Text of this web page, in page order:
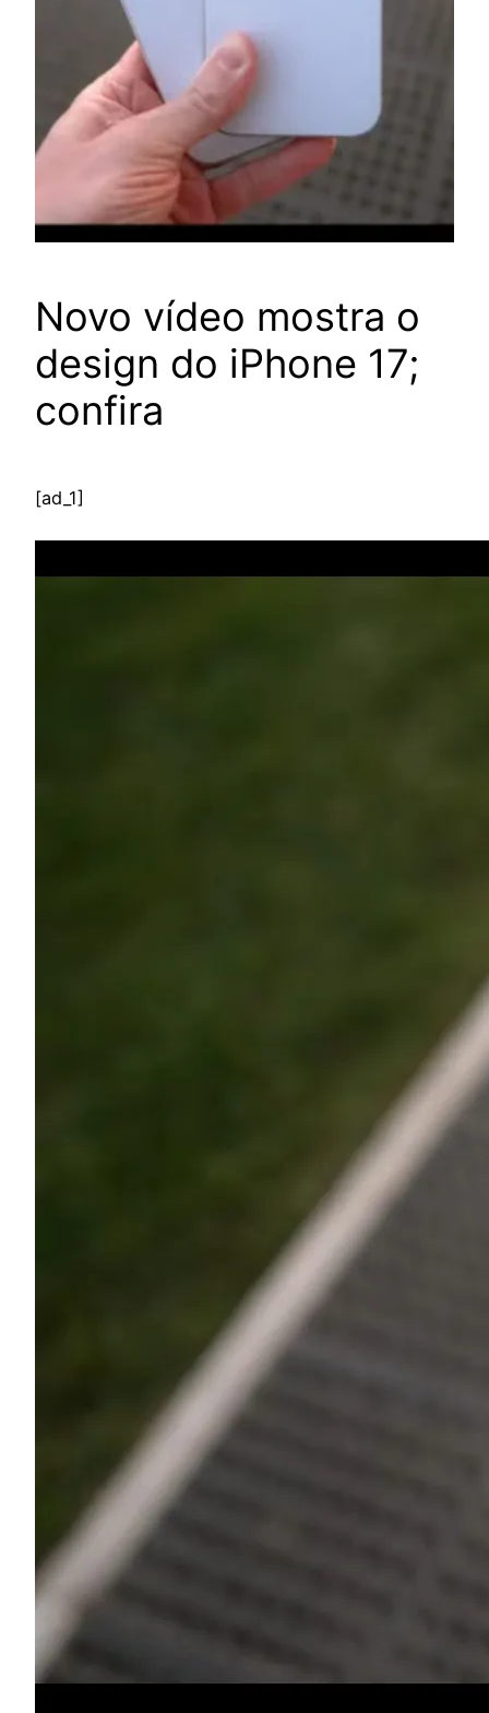
Novo vídeo mostra o
design do iPhone 17;
confira
[ad_1]